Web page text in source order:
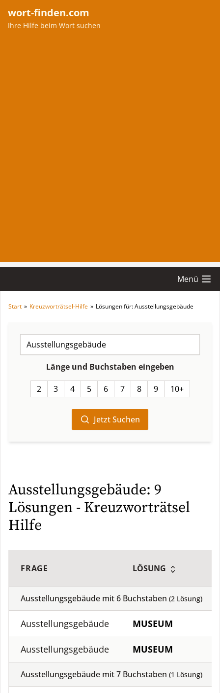
wort-finden.com
Ihre Hilfe beim Wort suchen
Menü
Start » Kreuzworträtsel-Hilfe » Lösungen für: Ausstellungsgebäude
Länge und Buchstaben eingeben
2 3 4 5 6 7 8 9 10+
Jetzt Suchen
Ausstellungsgebäude: 9
Lösungen - Kreuzworträtsel
Hilfe
FRAGE LÖSUNG
Ausstellungsgebäude mit6 Buchstaben (2 Lösung)
Ausstellungsgebäude MUSEUM
Ausstellungsgebäude MUSEUM
Ausstellungsgebäude mit7 Buchstaben (1 Lösung)